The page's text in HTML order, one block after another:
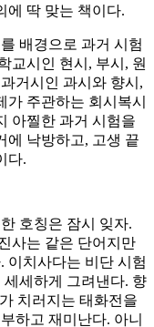
에 딱 맞는 책이다.
배경으로 과거 시험
교시인 현시, 부시, 원
거시인 과시와 향시,
주관하는 회시복시
아찔한 과거 시험을
에 낙방하고, 고생 끝
다.
호칭은 잠시 잊자.
사는 같은 단어지만
이치사다는 비단 시험
세하게 그려낸다. 향
치러지는 태화전을
하고 재미난다. 아니